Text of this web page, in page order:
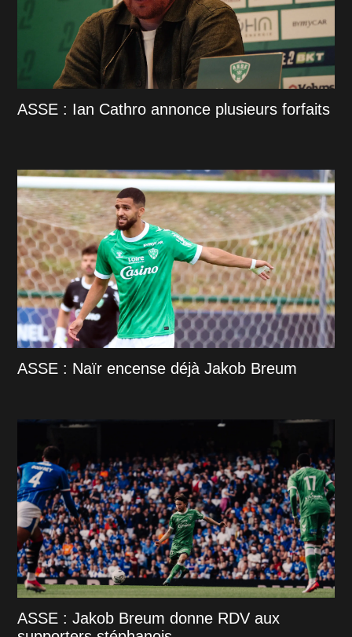
ASSE : Ian Cathro annonce plusieurs forfaits
ASSE : Naïr encense déjà Jakob Breum
ASSE : Jakob Breum donne RDV aux